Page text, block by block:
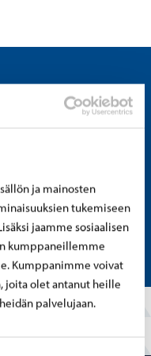
ja mainosten
tukemiseen
jaamme sosiaalisen
kumppaneillemme
Kumppanimme voivat
joita olet antanut heille
palvelujaan.
Uudenmaan
sivuilta.